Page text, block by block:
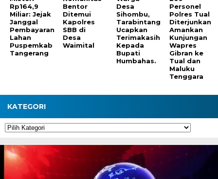
Rp164,9
Miliar: Jejak
Janggal
Pembayaran
Lahan
Puspemkab
Tangerang
Bentor
Ditemui
Kapolres
SBB di
Desa
Waimital
Desa
Sihombu,
Tarabintang
Ucapkan
Terimakasih
Kepada
Bupati
Humbahas.
Personel
Polres Tual
Diterjunkan
Amankan
Kunjungan
Wapres
Gibran ke
Tual dan
Maluku
Tenggara
KATEGORI
Kategori
Pemutar
Video